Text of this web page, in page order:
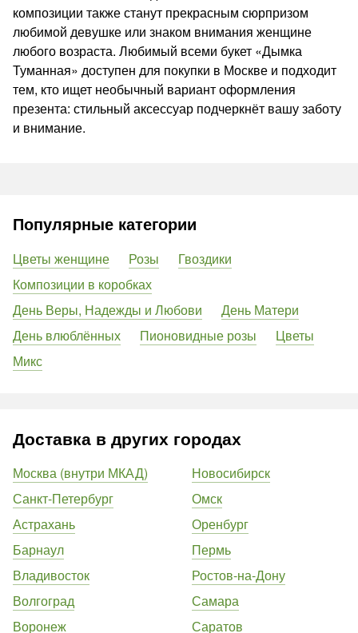
композиции также станут прекрасным сюрпризом
любимой девушке или знаком внимания женщине
любого возраста. Любимый всеми букет «Дымка
Туманная» доступен для покупки в Москве и подходит
тем, кто ищет необычный вариант оформления
презента: стильный аксессуар подчеркнёт вашу заботу
и внимание.
Популярные категории
Цветы женщине Розы
Гвоздики
Композиции в коробках
День Веры, Надежды и Любови
День Матери
День влюблённых
Пионовидные розы
Цветы
Микс
Доставка в других городах
Москва (внутри МКАД)
Санкт-Петербург
Астрахань
Барнаул
Владивосток
Волгоград
Воронеж
Новосибирск
Омск
Оренбург
Пермь
Ростов-на-Дону
Самара
Саратов